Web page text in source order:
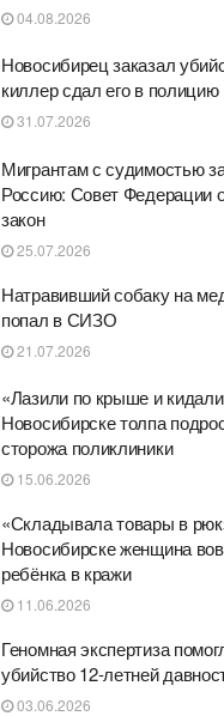
04.08.2026
Новосибирец заказал
киллер сдал его в полицию
31.07.2026
Мигрантам с судимостью
Россию: Совет Федерации
закон
25.07.2026
Натравивший собаку на
попал в СИЗО
21.07.2026
«Лазили по крыше и
Новосибирске толпа
сторожа поликлиники
15.06.2026
«Складывала товары в
Новосибирске женщина
ребёнка в кражи
11.06.2026
Геномная экспертиза
убийство 12-летней
03.06.2026